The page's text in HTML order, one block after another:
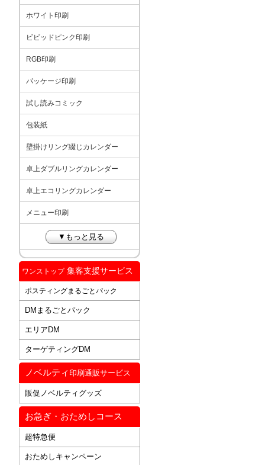
ホワイト印刷
ビビッドピンク印刷
RGB印刷
パッケージ印刷
試し読みコミック
包装紙
壁掛けリング綴じカレンダー
卓上ダブルリングカレンダー
卓上エコリングカレンダー
メニュー印刷
▼もっと見る
ワンストップ集客支援サービス
ポスティングまるごとパック
DMまるごとパック
エリアDM
ターゲティングDM
ノベルティ 印刷通販サービス
販促ノベルティグッズ
お急ぎ・おためしコース
超特急便
おためしキャンペーン